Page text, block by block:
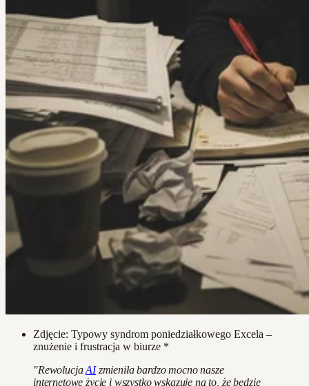
Zdjęcie: Typowy syndrom poniedziałkowego Excela –
znużenie i frustracja w biurze *
"RewolucjaAIzmieniła bardzo mocno nasze
internetowe życie i wszystko wskazuje na to, że będzie